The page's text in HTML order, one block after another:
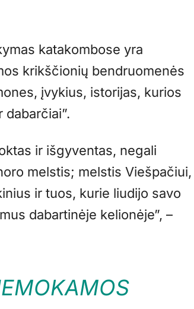
katakombose yra
krikščionių bendruomenės
įvykius, istorijas, kurios
ir išgyventas, negali
melstis; melstis Viešpačiui,
ir tuos, kurie liudijo savo
dabartinėje kelionėje”, –